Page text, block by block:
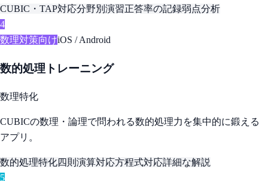
CUBIC・TAP対応分野別演習正答率の記録弱点分析
4
数理対策向けiOS / Android
数的処理トレーニング
数理特化
CUBICの数理・論理で問われる数的処理力を集中的に鍛える
アプリ。
数的処理特化四則演算対応方程式対応詳細な解説
5